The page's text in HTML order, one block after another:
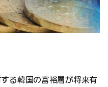
る韓国の富裕層が将来有